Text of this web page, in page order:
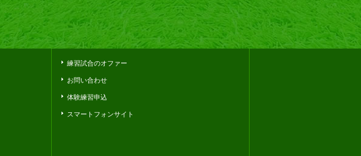
Powered by おちゃのこさいさい
店舗向けホームページ作成サービス
練習試合のオファー
お問い合わせ
体験練習申込
スマートフォンサイト